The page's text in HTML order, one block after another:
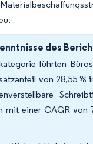
des
führten
von 28,55 %
mit einer CAGR von